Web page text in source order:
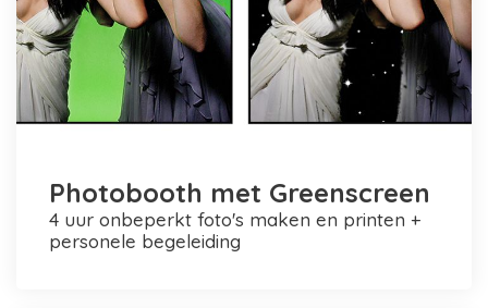
Photobooth met Greenscreen
4 uur onbeperkt foto's maken en printen +
personele begeleiding